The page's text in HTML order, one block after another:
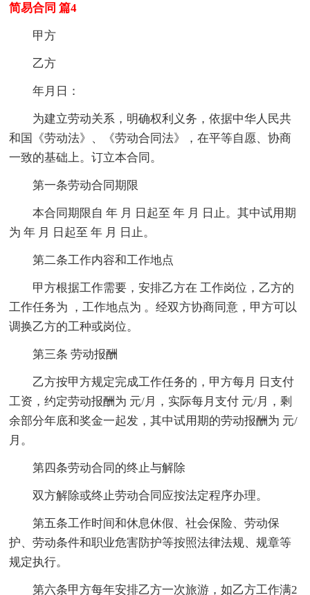
简易合同 篇4
甲方
乙方
年月日：
为建立劳动关系，明确权利义务，依据中华人民共
和国《劳动法》、《劳动合同法》，在平等自愿、协商
一致的基础上。订立本合同。
第一条劳动合同期限
本合同期限自 年 月 日起至 年 月 日止。其中试用期
为 年 月 日起至 年 月 日止。
第二条工作内容和工作地点
甲方根据工作需要，安排乙方在 工作岗位，乙方的
工作任务为 ，工作地点为 。经双方协商同意，甲方可以
调换乙方的工种或岗位。
第三条 劳动报酬
乙方按甲方规定完成工作任务的，甲方每月 日支付
工资，约定劳动报酬为 元/月，实际每月支付 元/月，剩
余部分年底和奖金一起发，其中试用期的劳动报酬为 元/
月。
第四条劳动合同的终止与解除
双方解除或终止劳动合同应按法定程序办理。
第五条工作时间和休息休假、社会保险、劳动保
护、劳动条件和职业危害防护等按照法律法规、规章等
规定执行。
第六条甲方每年安排乙方一次旅游，如乙方工作满2